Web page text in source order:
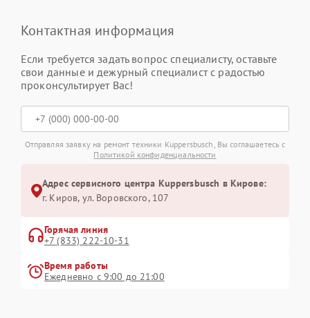
Контактная информация
Если требуется задать вопрос специалисту, оставьте
свои данные и дежурный специалист с радостью
проконсультирует Вас!
Отправляя заявку на ремонт техники Kuppersbusch, Вы соглашаетесь с
Политикой конфиденциальности
Адрес сервисного центра Kuppersbusch в Кирове:
г. Киров, ул. Воровского, 107
Горячая линия
+7 (833) 222-10-31
Время работы
Ежедневно с 9:00 до 21:00